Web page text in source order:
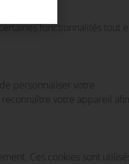
fonctionnalités tout
personnaliser votre
votre appareil afin
Ces cookies sont